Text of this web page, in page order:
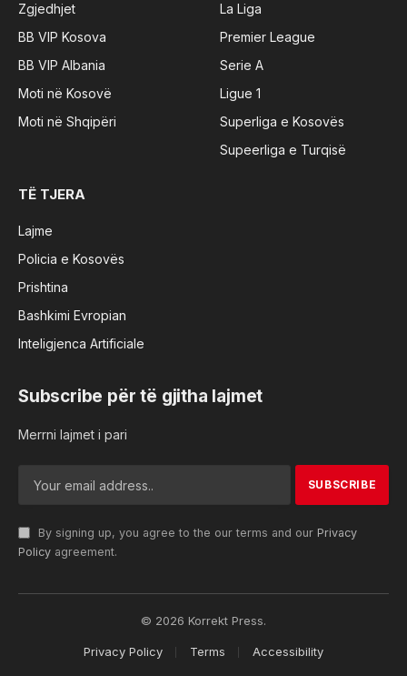
Zgjedhjet
BB VIP Kosova
BB VIP Albania
Moti në Kosovë
Moti në Shqipëri
La Liga
Premier League
Serie A
Ligue 1
Superliga e Kosovës
Supeerliga e Turqisë
TË TJERA
Lajme
Policia e Kosovës
Prishtina
Bashkimi Evropian
Inteligjenca Artificiale
Subscribe për të gjitha lajmet
Merrni lajmet i pari
By signing up, you agree to the our terms and our Privacy
Policy agreement.
© 2026 Korrekt Press.
Privacy Policy Terms Accessibility